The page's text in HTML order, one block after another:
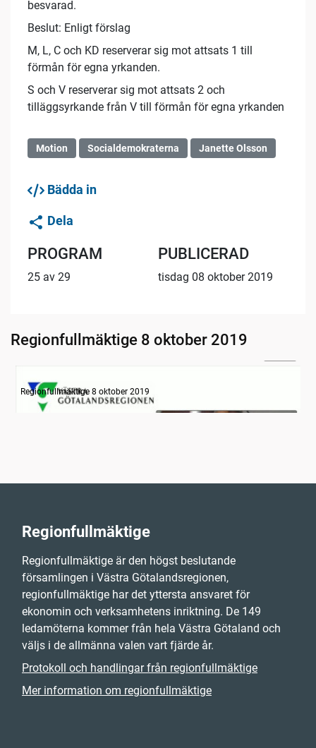
besvarad.
Beslut: Enligt förslag
M, L, C och KD reserverar sig mot attsats 1 till
förmån för egna yrkanden.
S och V reserverar sig mot attsats 2 och
tilläggsyrkande från V till förmån för egna yrkanden
Motion Socialdemokraterna Janette Olsson
Bädda in
Dela
PROGRAM
25 av 29
PUBLICERAD
tisdag 08 oktober 2019
Regionfullmäktige 8 oktober 2019
Information
Regionfullmäktige 8 oktober 2019
Regionfullmäktige
Regionfullmäktige är den högst beslutande
församlingen i Västra Götalandsregionen,
regionfullmäktige har det yttersta ansvaret för
ekonomin och verksamhetens inriktning. De 149
ledamöterna kommer från hela Västra Götaland och
väljs i de allmänna valen vart fjärde år.
Protokoll och handlingar från regionfullmäktige
Mer information om regionfullmäktige